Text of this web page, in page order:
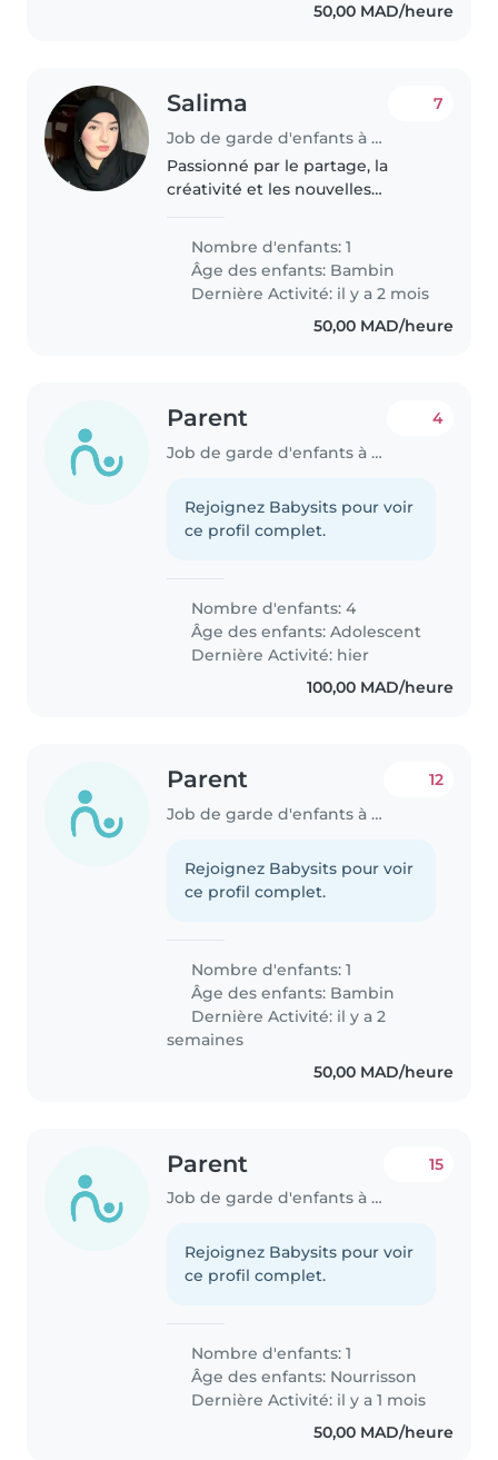
50,00 MAD/heure
Salima
Job de garde d'enfants à Temara
7
Passionné par le partage, la
créativité et les nouvelles
avec des personnes inspirantes
et développer de nouvelles
compétences chaque jour.
Curieux, motivé..
Nombre d'enfants: 1
Âge des enfants: Bambin
Dernière Activité: il y a 2 mois
50,00 MAD/heure
Parent
Job de garde d'enfants à Rabat
4
Rejoignez Babysits pour voir
ce profil complet.
Nombre d'enfants: 4
Âge des enfants:Adolescent
Dernière Activité: hier
100,00 MAD/heure
Parent
Job de garde d'enfants à Essaouira
12
Rejoignez Babysits pour voir
ce profil complet.
Nombre d'enfants: 1
Âge des enfants: Bambin
Dernière Activité: il y a 2
semaines
50,00 MAD/heure
Parent
Job de garde d'enfants à Mohammédia
15
Rejoignez Babysits pour voir
ce profil complet.
Nombre d'enfants: 1
Âge des enfants: Nourrisson
Dernière Activité: il y a 1 mois
50,00 MAD/heure